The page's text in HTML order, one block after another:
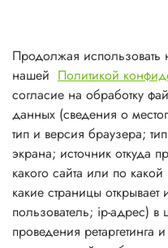
О магазине
Самара
Самара
Продолжая использовать
нашей Политикой
согласие на обработку
данных (сведения о
тип и версия браузера;
экрана; источник откуда
какого сайта или по
какие страницы
пользователь; ip-адрес) в
проведения ретаргетинга